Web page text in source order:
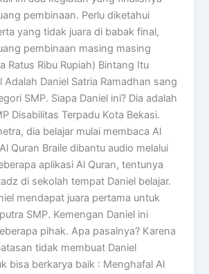
pembinaan. Perlu diketahui
yang tidak juara di babak final,
pembinaan masing masing
Ratus Ribu Rupiah) Bintang Itu
Adalah Daniel Satria Ramadhan sang
SMP. Siapa Daniel ini? Dia adalah
Disabilitas Terpadu Kota Bekasi.
dia belajar mulai membaca Al
Quran Braile dibantu audio melalui
aplikasi Al Quran, tentunya
di sekolah tempat Daniel belajar.
mendapat juara pertama untuk
SMP. Kemengan Daniel ini
pihak. Apa pasalnya? Karena
tidak membuat Daniel
bisa berkarya baik : Menghafal Al